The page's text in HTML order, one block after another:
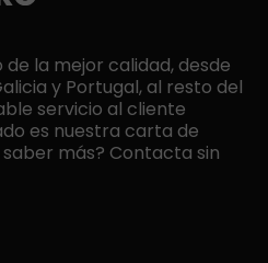
la mejor calidad, desde
y Portugal, al resto del
servicio al cliente
es nuestra carta de
más? Contacta sin